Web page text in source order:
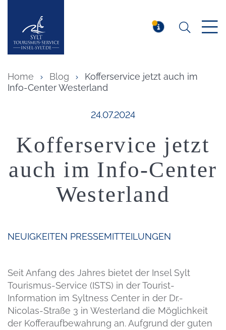
Insel Sylt Suchen
Home Blog
Kofferservice jetzt auch im
Info-Center Westerland
Veröffentlicht am:
24.07.2024
Kofferservice jetzt
auch im Info-Center
Westerland
NEUIGKEITEN PRESSEMITTEILUNGEN
Seit Anfang des Jahres bietet der Insel Sylt
Tourismus-Service (ISTS) in der Tourist-
Information im Syltness Center in der Dr.-
Nicolas-Straße 3 in Westerland die Möglichkeit
der Kofferaufbewahrung an. Aufgrund der guten